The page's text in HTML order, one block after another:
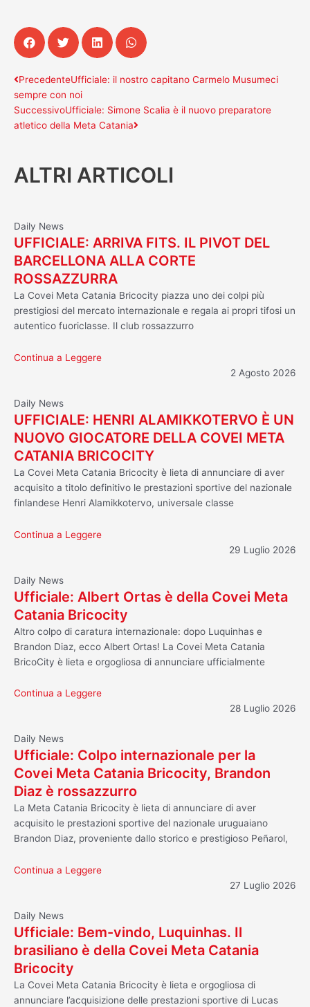
Precedente
PrecedenteUfficiale: il nostro capitano Carmelo Musumeci
sempre con noi
SuccessivoUfficiale: Simone Scalia è il nuovo preparatore
atletico della Meta Catania
Successivo
ALTRI ARTICOLI
Daily News
UFFICIALE: ARRIVA FITS. IL PIVOT DEL
BARCELLONA ALLA CORTE
ROSSAZZURRA
La Covei Meta Catania Bricocity piazza uno dei colpi più
prestigiosi del mercato internazionale e regala ai propri tifosi un
autentico fuoriclasse. Il club rossazzurro
Continua a Leggere
2 Agosto 2026
Daily News
UFFICIALE: HENRI ALAMIKKOTERVO È UN
NUOVO GIOCATORE DELLA COVEI META
CATANIA BRICOCITY
La Covei Meta Catania Bricocity è lieta di annunciare di aver
acquisito a titolo definitivo le prestazioni sportive del nazionale
finlandese Henri Alamikkotervo, universale classe
Continua a Leggere
29 Luglio 2026
Daily News
Ufficiale: Albert Ortas è della Covei Meta
Catania Bricocity
Altro colpo di caratura internazionale: dopo Luquinhas e
Brandon Diaz, ecco Albert Ortas! La Covei Meta Catania
BricoCity è lieta e orgogliosa di annunciare ufficialmente
Continua a Leggere
28 Luglio 2026
Daily News
Ufficiale: Colpo internazionale per la
Covei Meta Catania Bricocity, Brandon
Diaz è rossazzurro
La Meta Catania Bricocity è lieta di annunciare di aver
acquisito le prestazioni sportive del nazionale uruguaiano
Brandon Diaz, proveniente dallo storico e prestigioso Peñarol,
Continua a Leggere
27 Luglio 2026
Daily News
Ufficiale: Bem-vindo, Luquinhas. Il
brasiliano è della Covei Meta Catania
Bricocity
La Covei Meta Catania Bricocity è lieta e orgogliosa di
annunciare l’acquisizione delle prestazioni sportive di Lucas